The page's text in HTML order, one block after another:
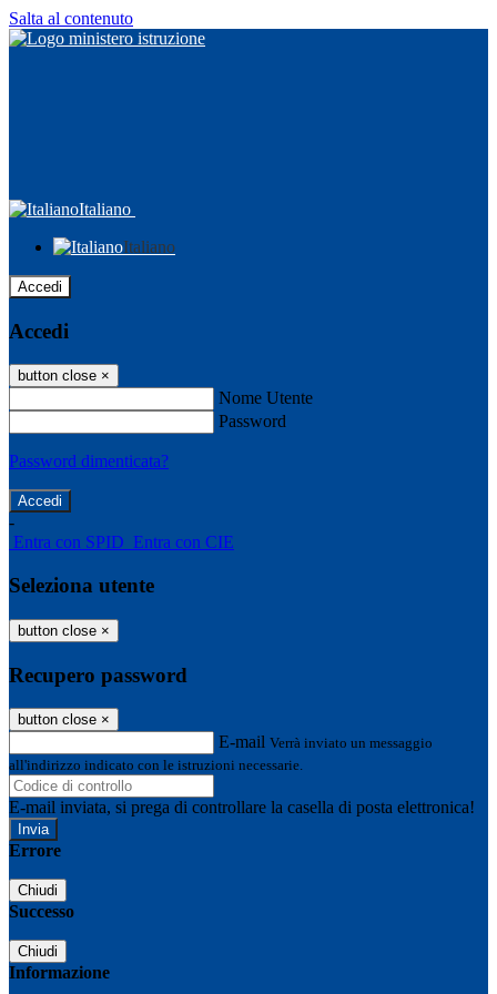
Salta al contenuto
Italiano
Italiano
Accedi
Accedi
button close ×
Nome Utente
Password
Password dimenticata?
-
Entra con SPID Entra con CIE
Seleziona utente
button close ×
Recupero password
button close ×
E-mail Verrà inviato un messaggio
all'indirizzo indicato con le istruzioni necessarie.
E-mail inviata, si prega di controllare la casella di posta elettronica!
Errore
Chiudi
Successo
Chiudi
Informazione